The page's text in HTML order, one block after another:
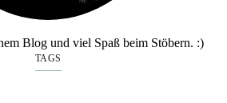
Blog und viel Spaß beim Stöbern. :)
TAGS